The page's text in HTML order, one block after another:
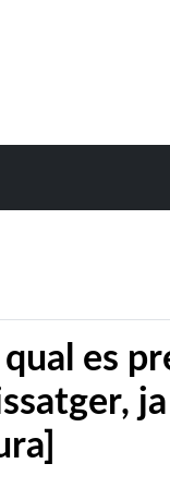
qual es